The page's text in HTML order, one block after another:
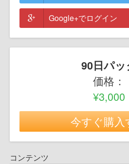
Google+でログイン
90日パッ
価格：
¥3,000
今すぐ購入
コンテンツ